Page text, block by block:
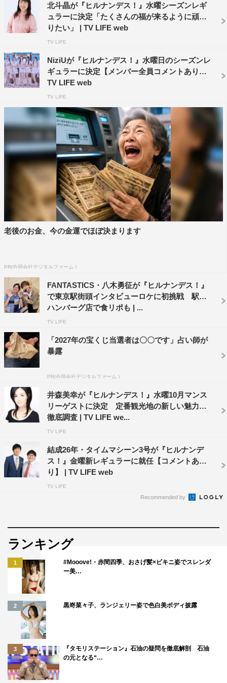
やす子 小島奈津子
北斗晶が『ヒルナンデス！』水曜シーズンレギ
ュラーに決定「たくさんの福が来るように頑張
りたい」 | TV LIFE web
TV LIFE
NiziUが『ヒルナンデス！』水曜日のシーズンレ
ギュラーに決定【メンバー全員コメントあり】 |
TV LIFE web
TV LIFE
老後のお金、今の金運でほぼ決まります
PR(合同会社デジタルファーム )
FANTASTICS・八木勇征が『ヒルナンデス！』
で東京駅街頭インタビューロケに初挑戦 駅中
ハンバーグ店で食リポも | ...
TV LIFE
「2027年の宝くじ当選者は〇〇です」占い師が
暴露
PR(合同会社デジタルファーム )
井森美幸が『ヒルナンデス！』水曜10月マンス
リーゲストに決定 定番観光地の新しい魅力を
徹底調査 | TV LIFE we...
TV LIFE
結成26年・タイムマシーン3号が『ヒルナンデ
ス！』金曜新レギュラーに就任【コメントあ
り】 | TV LIFE web
TV LIFE
Recommended by
ランキング
1
#Mooove!・赤間四季、おさげ髪×ビキニ姿でスレンダ
ー美…
2 黒嵜菜々子、ランジェリー姿で色白美ボディ披露
3
『タモリステーション』石油の疑問を徹底解剖 石油
の元となる“…